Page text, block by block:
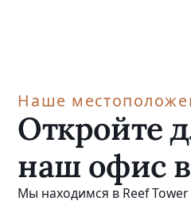
Наше
Откройте
наш офис
Мы находимся в Reef Tower